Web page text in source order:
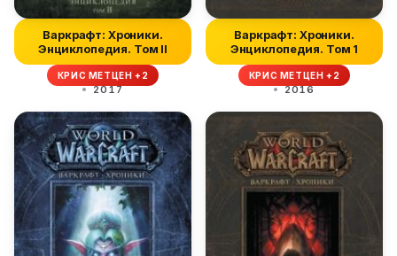
Варкрафт: Хроники.
Энциклопедия. Том II
КРИС МЕТЦЕН +2
2017
Варкрафт: Хроники.
Энциклопедия. Том 1
КРИС МЕТЦЕН +2
2016